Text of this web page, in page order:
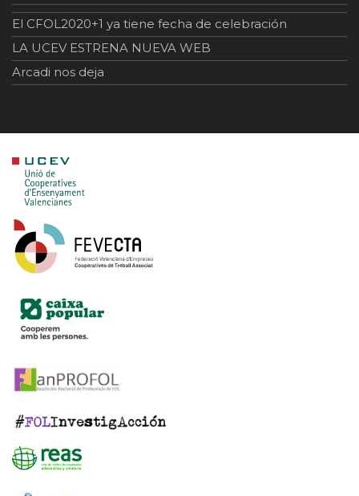
El CFOL2020+1 ya tiene fecha de celebración
LA UCEV ESTRENA NUEVA WEB
Arcadi nos deja